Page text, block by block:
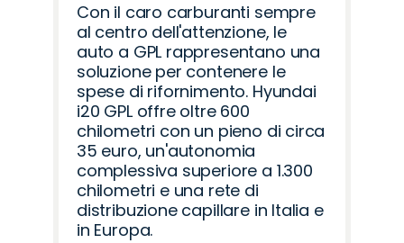
Con il caro carburanti sempre
al centro dell'attenzione, le
auto a GPL rappresentano una
soluzione per contenere le
spese di rifornimento. Hyundai
i20 GPL offre oltre 600
chilometri con un pieno di circa
35 euro, un'autonomia
complessiva superiore a 1.300
chilometri e una rete di
distribuzione capillare in Italia e
in Europa.